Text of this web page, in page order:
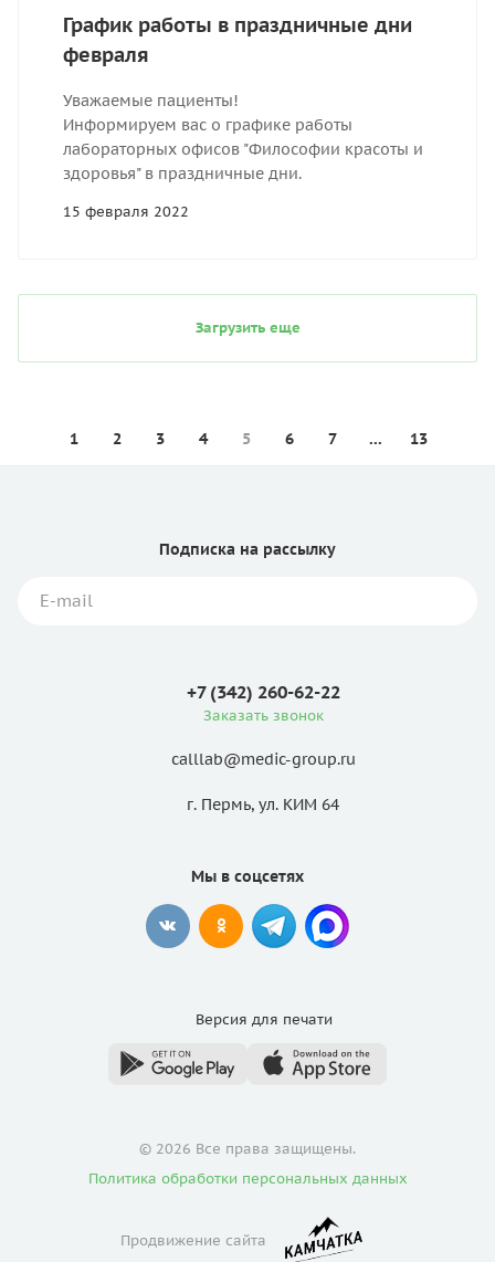
График работы в праздничные дни
февраля
Уважаемые пациенты!
Информируем вас о графике работы
лабораторных офисов "Философии красоты и
здоровья" в праздничные дни.
15 февраля 2022
Загрузить еще
1 2 3 4 5 6 7 ... 13
Подписка на рассылку
+7 (342) 260-62-22
Заказать звонок
calllab@medic-group.ru
г. Пермь, ул. КИМ 64
Мы в соцсетях
Версия для печати
© 2026 Все права защищены.
Политика обработки персональных данных
Продвижение сайта